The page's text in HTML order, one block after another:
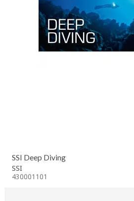
SSI Deep Diving
SSI
430001101